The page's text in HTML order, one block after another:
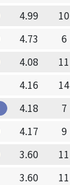
4.99 10
4.73 6
4.08 11
4.16 14
4.18 7
4.17 9
3.60 11
3.60 11